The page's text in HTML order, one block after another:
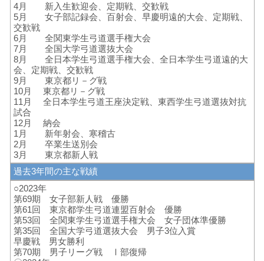
4月 新入生歓迎会、定期戦、交歓戦
5月 女子部記録会、百射会、早慶明遠的大会、定期戦、
交歓戦
6月 全関東学生弓道選手権大会
7月 全国大学弓道選抜大会
8月 全日本学生弓道選手権大会、全日本学生弓道遠的大
会、定期戦、交歓戦
9月 東京都リ－グ戦
10月 東京都リ－グ戦
11月 全日本学生弓道王座決定戦、東西学生弓道選抜対抗
試合
12月 納会
1月 新年射会、寒稽古
2月 卒業生送別会
3月 東京都新人戦
過去3年間の主な戦績
○2023年
第69期 女子部新人戦 優勝
第61回 東京都学生弓道連盟百射会 優勝
第53回 全関東学生弓道選手権大会 女子団体準優勝
第35回 全国大学弓道選抜大会 男子3位入賞
早慶戦 男女勝利
第70期 男子リーグ戦 Ⅰ部復帰